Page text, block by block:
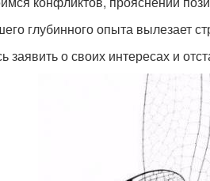
глубинного опыта вылезает
заявить о своих интересах и